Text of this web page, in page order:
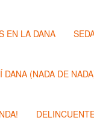
EN LA DANA
DANA (NADA DE